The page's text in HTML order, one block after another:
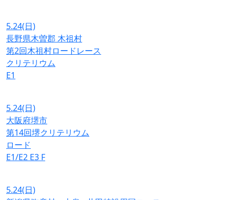
5.24(日)
長野県木曽郡 木祖村
第2回木祖村ロードレース
クリテリウム
E1
5.24(日)
大阪府堺市
第14回堺クリテリウム
ロード
E1/E2 E3 F
5.24(日)